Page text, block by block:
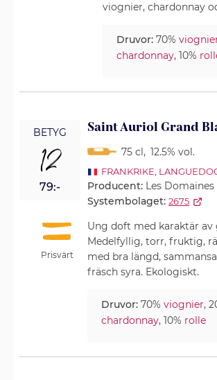
viognier, chardonnay
Druvor: 70%
chardonnay, 10%
BETYG
12
79:-
Prisvärt
Saint Auriol Grand
75 cl, 12.5% vol.
FRANKRIKE
Producent: Les
Systembolaget: 2675
Ung doft med karaktär av
Medelfyllig, torr, fruktig,
med bra längd,
fräsch syra. Ekologiskt.
Druvor: 70%viognier,
chardonnay, 10% rolle